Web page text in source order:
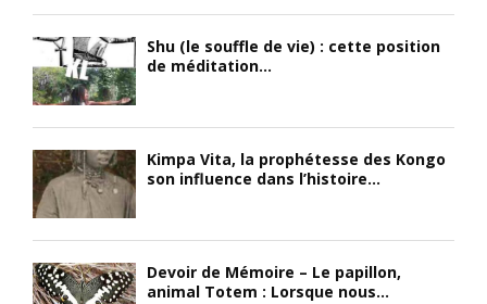
Shu (le souffle de vie) : cette position
de méditation...
Kimpa Vita, la prophétesse des Kongo
son influence dans l’histoire...
Devoir de Mémoire – Le papillon,
animal Totem : Lorsque nous...